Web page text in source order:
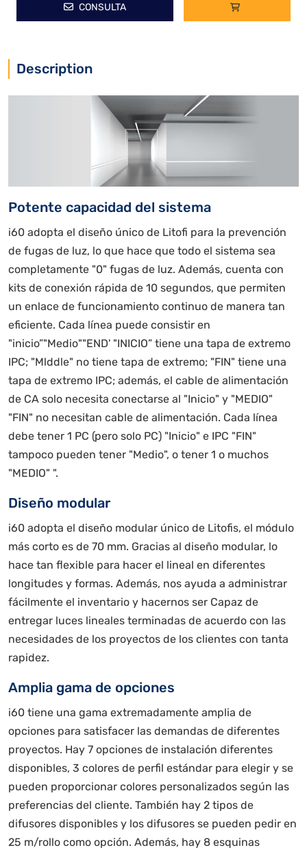
CONSULTA
Description
Potente capacidad del sistema
i60 adopta el diseño único de Litofi para la prevención
de fugas de luz, lo que hace que todo el sistema sea
completamente "0" fugas de luz. Además, cuenta con
kits de conexión rápida de 10 segundos, que permiten
un enlace de funcionamiento continuo de manera tan
eficiente. Cada línea puede consistir en
"inicio”"Medio""END' "INICIO” tiene una tapa de extremo
IPC; "Mlddle" no tiene tapa de extremo; "FIN" tiene una
tapa de extremo IPC; además, el cable de alimentación
de CA solo necesita conectarse al "Inicio" y "MEDIO"
"FIN" no necesitan cable de alimentación. Cada línea
debe tener 1 PC (pero solo PC) "Inicio" e IPC "FIN"
tampoco pueden tener "Medio", o tener 1 o muchos
"MEDIO" ".
Diseño modular
i60 adopta el diseño modular único de Litofis, el módulo
más corto es de 70 mm. Gracias al diseño modular, lo
hace tan flexible para hacer el lineal en diferentes
longitudes y formas. Además, nos ayuda a administrar
fácilmente el inventario y hacernos ser Capaz de
entregar luces lineales terminadas de acuerdo con las
necesidades de los proyectos de los clientes con tanta
rapidez.
Amplia gama de opciones
i60 tiene una gama extremadamente amplia de
opciones para satisfacer las demandas de diferentes
proyectos. Hay 7 opciones de instalación diferentes
disponibles, 3 colores de perfil estándar para elegir y se
pueden proporcionar colores personalizados según las
preferencias del cliente. También hay 2 tipos de
difusores disponibles y los difusores se pueden pedir en
25 m/rollo como opción. Además, hay 8 esquinas